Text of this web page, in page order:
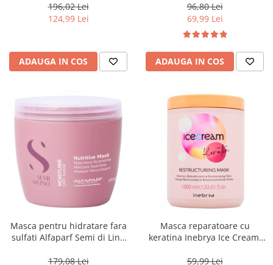
196,02 Lei
124,99 Lei
ADAUGA IN COS
96,80 Lei
69,99 Lei
ADAUGA IN COS
Masca pentru hidratare fara
sulfati Alfaparf Semi di Lino
ml
179,08 Lei
Masca reparatoare cu
keratina Inebrya Ice Cream,
59,99 Lei